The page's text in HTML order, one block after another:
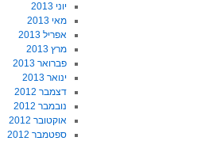
יוני 2013
מאי 2013
אפריל 2013
מרץ 2013
פברואר 2013
ינואר 2013
דצמבר 2012
נובמבר 2012
אוקטובר 2012
ספטמבר 2012